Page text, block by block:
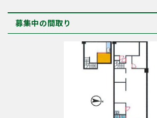
募集中の間取り